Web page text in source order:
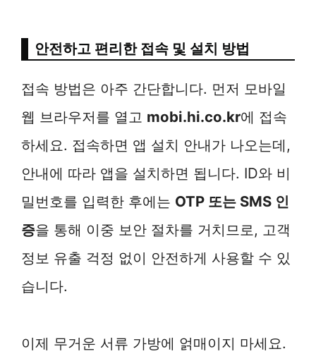
안전하고 편리한 접속 및 설치 방법
접속 방법은 아주 간단합니다. 먼저 모바일
웹 브라우저를 열고 mobi.hi.co.kr에 접속
하세요. 접속하면 앱 설치 안내가 나오는데,
안내에 따라 앱을 설치하면 됩니다. ID와 비
밀번호를 입력한 후에는 OTP 또는 SMS 인
증을 통해 이중 보안 절차를 거치므로, 고객
정보 유출 걱정 없이 안전하게 사용할 수 있
습니다.
이제 무거운 서류 가방에 얽매이지 마세요.